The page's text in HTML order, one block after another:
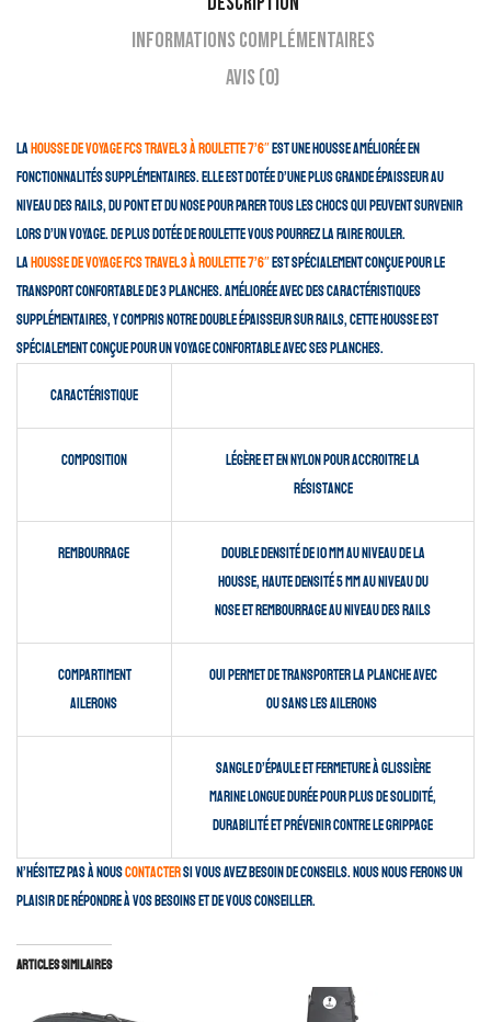
Informations complémentaires
Avis (0)
La housse de voyage FCS Travel 3 à roulette 7’6″ est une housse améliorée en
fonctionnalités supplémentaires. Elle est dotée d’une plus grande épaisseur au
niveau des rails, du pont et du nose pour parer tous les chocs qui peuvent survenir
lors d’un voyage. De plus dotée de roulette vous pourrez la faire rouler.
La housse de voyage FCS Travel 3 à roulette 7’6″ est spécialement conçue pour le
transport confortable de 3 planches. Améliorée avec des caractéristiques
supplémentaires, y compris notre double épaisseur sur rails, cette housse est
spécialement conçue pour un voyage confortable avec ses planches.
Caractéristique
Composition
légère et en nylon pour accroitre la
résistance
Rembourrage
double densité de 10 mm au niveau de la
housse, haute densité 5 mm au niveau du
nose et rembourrage au niveau des rails
compartiment
ailerons
oui permet de transporter la planche avec
ou sans les ailerons
sangle d’épaule et fermeture à glissière
marine longue durée pour plus de solidité,
durabilité et prévenir contre le grippage
N’hésitez pas à nouscontactersi vous avez besoin de conseils. Nous nous ferons un
plaisir de répondre à vos besoins et de vous conseiller.
Articles similaires